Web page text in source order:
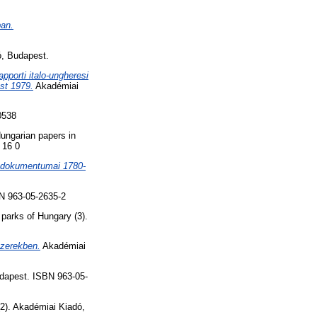
Budapest.
italo-ungheresi
1979. Akadémiai
papers in
0
1780-
963-05-2635-2
of Hungary (3).
Akadémiai
ISBN 963-05-
Akadémiai Kiadó,